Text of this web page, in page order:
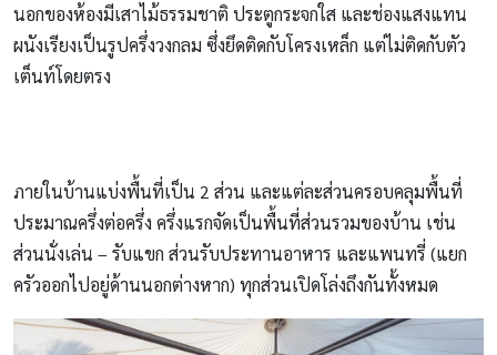
นอกของห้องมีเสาไม้ธรรมชาติ ประตูกระจกใส และช่องแสงแทน
ผนังเรียงเป็นรูปครึ่งวงกลม ซึ่งยึดติดกับโครงเหล็ก แต่ไม่ติดกับตัว
เต็นท์โดยตรง
ภายในบ้านแบ่งพื้นที่เป็น 2 ส่วน และแต่ละส่วนครอบคลุมพื้นที่
ประมาณครึ่งต่อครึ่ง ครึ่งแรกจัดเป็นพื้นที่ส่วนรวมของบ้าน เช่น
ส่วนนั่งเล่น – รับแขก ส่วนรับประทานอาหาร และแพนทรี่ (แยก
ครัวออกไปอยู่ด้านนอกต่างหาก) ทุกส่วนเปิดโล่งถึงกันทั้งหมด